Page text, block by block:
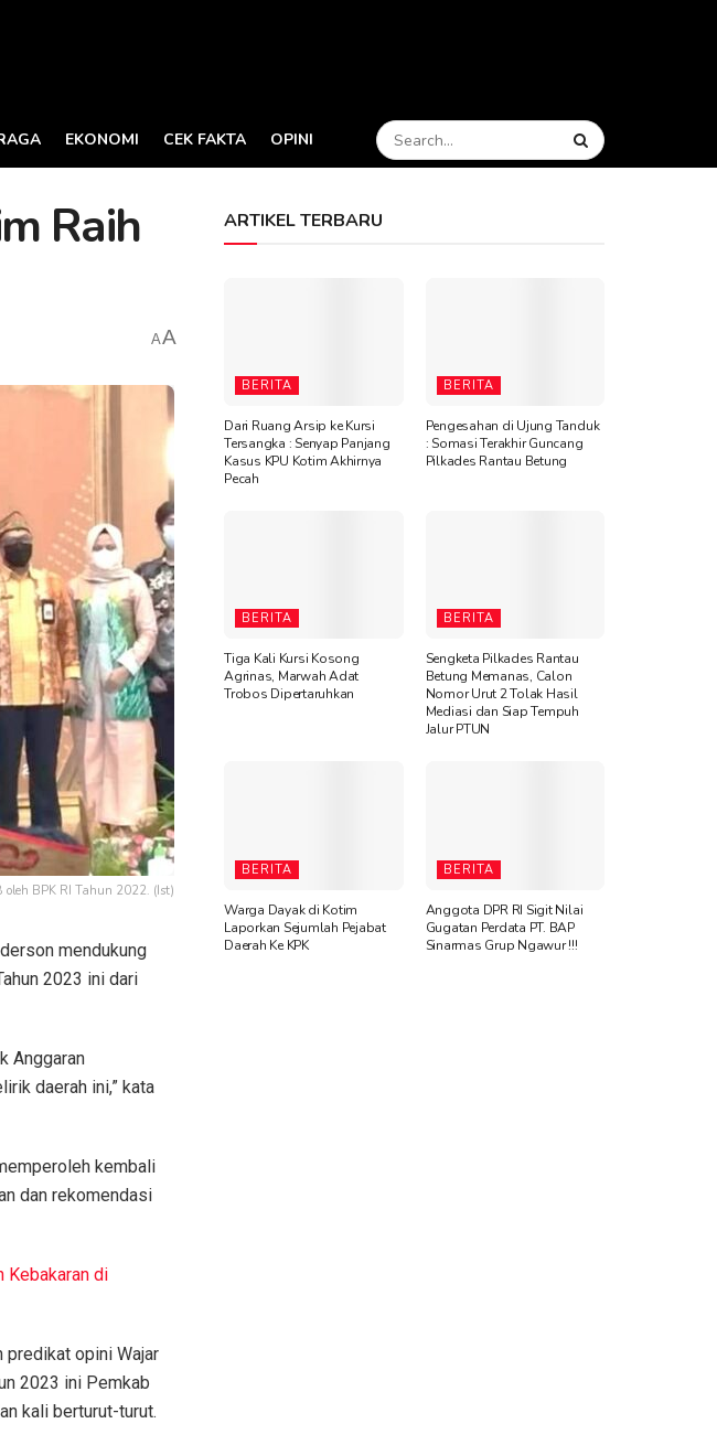
EKONOMI CEK FAKTA OPINI
Raih
AA
BPK RI Tahun 2022. (Ist)
mendukung
2023 ini dari
Anggaran
daerah ini,” kata
kembali
dan rekomendasi
Kebakaran di
predikat opini Wajar
2023 ini Pemkab
kali berturut-turut.
ARTIKEL TERBARU
BERITA
Dari Ruang Arsip ke Kursi
Tersangka : Senyap Panjang
Kasus KPU Kotim Akhirnya
Pecah
BERITA
Pengesahan di Ujung Tanduk
: Somasi Terakhir Guncang
Pilkades Rantau Betung
BERITA
Tiga Kali Kursi Kosong
Agrinas, Marwah Adat
Trobos Dipertaruhkan
BERITA
Sengketa Pilkades Rantau
Betung Memanas, Calon
Nomor Urut 2 Tolak Hasil
Mediasi dan Siap Tempuh
Jalur PTUN
BERITA
Warga Dayak di Kotim
Laporkan Sejumlah Pejabat
Daerah Ke KPK
BERITA
Anggota DPR RI Sigit Nilai
Gugatan Perdata PT. BAP
Sinarmas Grup Ngawur !!!